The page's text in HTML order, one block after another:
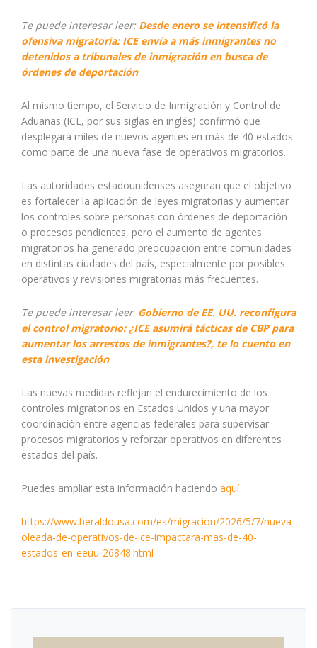
Te puede interesar leer: Desde enero se intensificó la
ofensiva migratoria: ICE envía a más inmigrantes no
detenidos a tribunales de inmigración en busca de
órdenes de deportación
Al mismo tiempo, el Servicio de Inmigración y Control de
Aduanas (ICE, por sus siglas en inglés) confirmó que
desplegará miles de nuevos agentes en más de 40 estados
como parte de una nueva fase de operativos migratorios.
Las autoridades estadounidenses aseguran que el objetivo
es fortalecer la aplicación de leyes migratorias y aumentar
los controles sobre personas con órdenes de deportación
o procesos pendientes, pero el aumento de agentes
migratorios ha generado preocupación entre comunidades
en distintas ciudades del país, especialmente por posibles
operativos y revisiones migratorias más frecuentes.
Te puede interesar leer: Gobierno de EE. UU. reconfigura
el control migratorio: ¿ICE asumirá tácticas de CBP para
aumentar los arrestos de inmigrantes?, te lo cuento en
esta investigación
Las nuevas medidas reflejan el endurecimiento de los
controles migratorios en Estados Unidos y una mayor
coordinación entre agencias federales para supervisar
procesos migratorios y reforzar operativos en diferentes
estados del país.
Puedes ampliar esta información haciendo aquí
https://www.heraldousa.com/es/migracion/2026/5/7/nueva-
oleada-de-operativos-de-ice-impactara-mas-de-40-
estados-en-eeuu-26848.html